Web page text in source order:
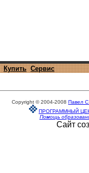
Купить Сервис
Copyright © 2004-2008 Павел
ПРОГРАММНЫЙ
Помощь
Сайт